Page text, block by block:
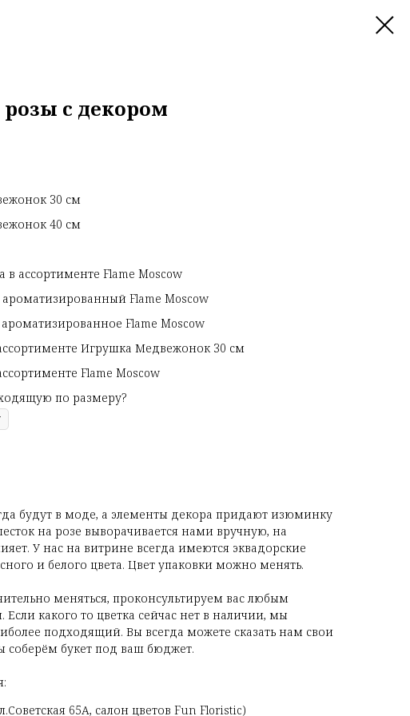
с декором
30 см
40 см
в ассортименте Flame Moscow
Flame Moscow
Flame Moscow
Игрушка Медвежонок 30 см
Flame Moscow
по размеру?
будут в моде, а элементы декора придают изюминку
на розе выворачивается нами вручную, на
У нас на витрине всегда имеются эквадорские
и белого цвета. Цвет упаковки можно менять.
меняться, проконсультируем вас любым
какого то цветка сейчас нет в наличии, мы
подходящий. Вы всегда можете сказать нам свои
соберём букет под ваш бюджет.
65А, салон цветов Fun Floristic)